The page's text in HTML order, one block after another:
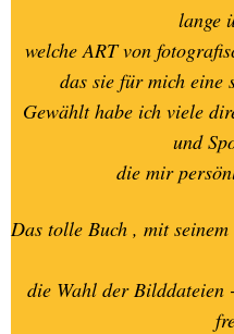
16.-BESONDERE SEITEN
17.- BINGEN am RHEIN-
16.08.2025-5 Alben mit
Michael Schulz
17.-BINGEN am RHEIN-
ROOS
18.-ROBBY`s Abschied in
lange
welche ART von
das sie für mich eine
Gewählt habe ich viele
und
die mir
Das tolle Buch , mit
die Wahl der Bilddateien